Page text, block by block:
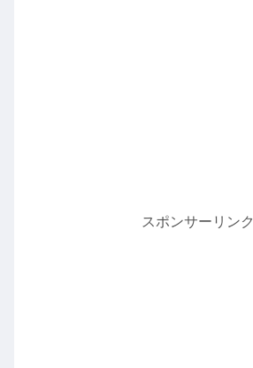
スポンサーリンク